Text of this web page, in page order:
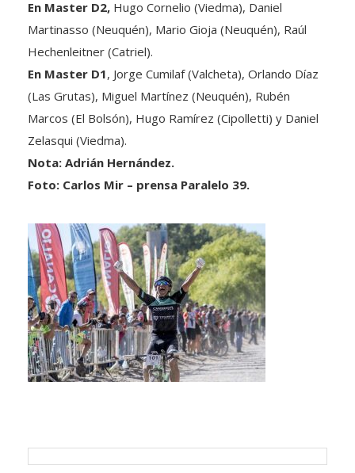
Martinasso (Neuquén), Mario Gioja (Neuquén), Raúl
Hechenleitner (Catriel).
En Master D1 , Jorge Cumilaf (Valcheta), Orlando Díaz
(Las Grutas), Miguel Martínez (Neuquén), Rubén
Marcos (El Bolsón), Hugo Ramírez (Cipolletti) y Daniel
Zelasqui (Viedma).
Nota: Adrián Hernández.
Foto: Carlos Mir – prensa Paralelo 39.